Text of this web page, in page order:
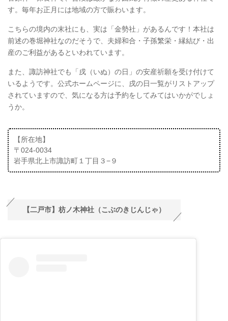
す。毎年お正月には地域の方で賑わいます。
こちらの境内の末社にも、実は「金勢社」があるんです！本社は
前述の巻堀神社なのだそうで、夫婦和合・子孫繁栄・縁結び・出
産のご利益があるといわれています。
また、諏訪神社でも「戌（いぬ）の日」の安産祈願を受け付けて
いるようです。公式ホームページに、戌の日一覧がリストアップ
されていますので、気になる方は予約をしてみてはいかがでしょ
うか。
【所在地】
〒024-0034
岩手県北上市諏訪町１丁目３−９
【二戸市】枋ノ木神社（こぶのきじんじゃ）